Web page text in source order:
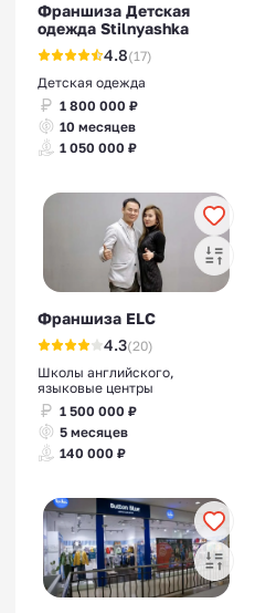
Франшиза Детская
одежда Stilnyashka
4.8(17)
Детская одежда
1 800 000 ₽
10 месяцев
1 050 000 ₽
Франшиза ELC
4.3(20)
Школы английского,
языковые центры
1 500 000 ₽
5 месяцев
140 000 ₽